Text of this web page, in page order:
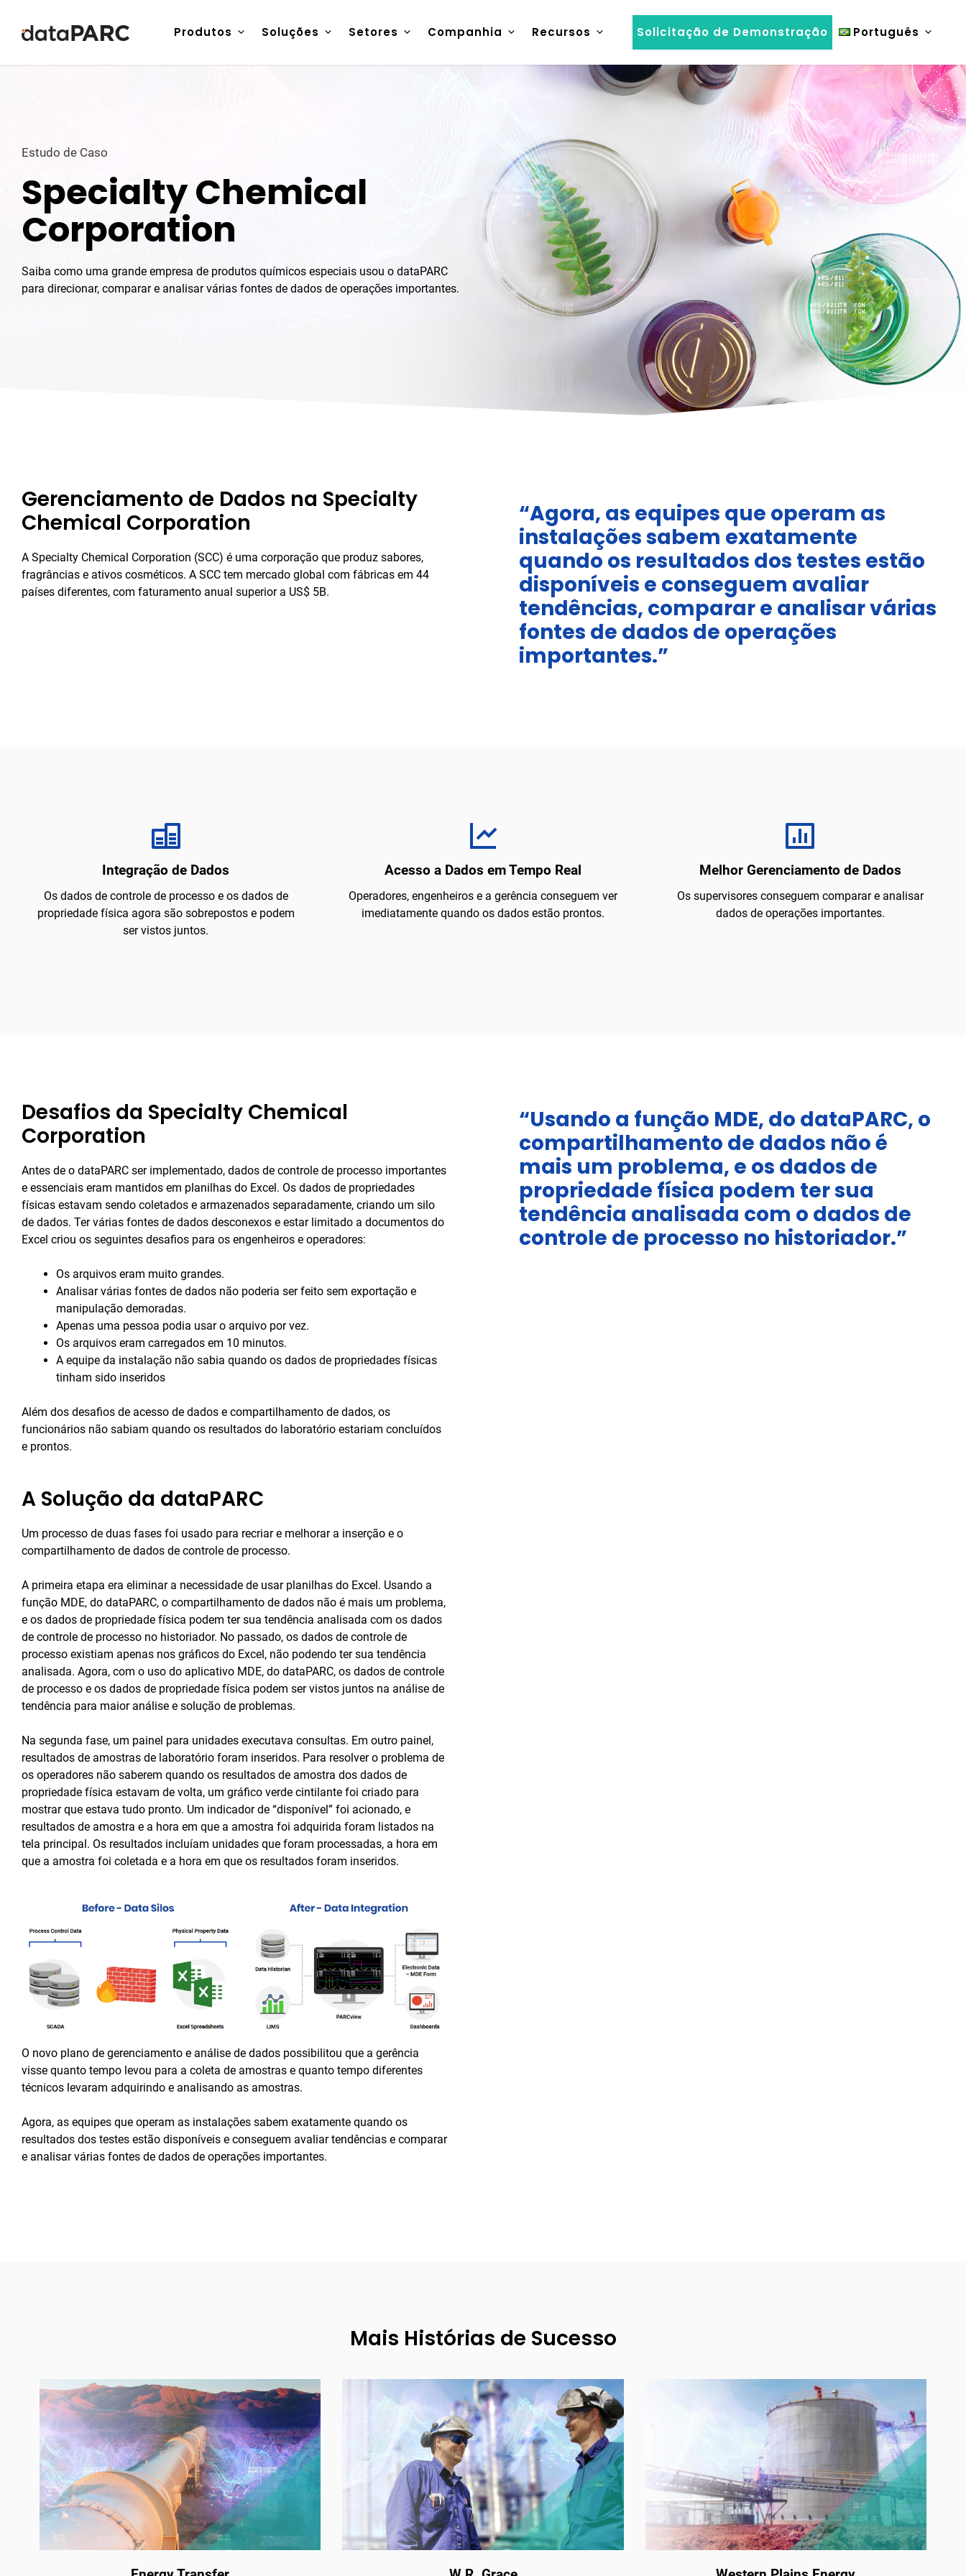
Produtos Soluções Setores Companhia Recursos Solicitação de Demonstração Português
Estudo de Caso
Specialty Chemical
Corporation
Saiba como uma grande empresa de produtos químicos especiais usou o dataPARC
para direcionar, comparar e analisar várias fontes de dados de operações importantes.
Gerenciamento de Dados na Specialty
Chemical Corporation
A Specialty Chemical Corporation (SCC) é uma corporação que produz sabores,
fragrâncias e ativos cosméticos. A SCC tem mercado global com fábricas em 44
países diferentes, com faturamento anual superior a US$ 5B.
“Agora, as equipes que operam as
instalações sabem exatamente
quando os resultados dos testes estão
disponíveis e conseguem avaliar
tendências, comparar e analisar várias
fontes de dados de operações
importantes.”
Integração de Dados
Os dados de controle de processo e os dados de
propriedade física agora são sobrepostos e podem
ser vistos juntos.
Acesso a Dados em Tempo Real
Operadores, engenheiros e a gerência conseguem ver
imediatamente quando os dados estão prontos.
Melhor Gerenciamento de Dados
Os supervisores conseguem comparar e analisar
dados de operações importantes.
Desafios da Specialty Chemical
Corporation
Antes de o dataPARC ser implementado, dados de controle de processo importantes
e essenciais eram mantidos em planilhas do Excel. Os dados de propriedades
físicas estavam sendo coletados e armazenados separadamente, criando um silo
de dados. Ter várias fontes de dados desconexos e estar limitado a documentos do
Excel criou os seguintes desafios para os engenheiros e operadores:
Os arquivos eram muito grandes.
Analisar várias fontes de dados não poderia ser feito sem exportação e
manipulação demoradas.
Apenas uma pessoa podia usar o arquivo por vez.
Os arquivos eram carregados em 10 minutos.
A equipe da instalação não sabia quando os dados de propriedades físicas
tinham sido inseridos
Além dos desafios de acesso de dados e compartilhamento de dados, os
funcionários não sabiam quando os resultados do laboratório estariam concluídos
e prontos.
A Solução da dataPARC
Um processo de duas fases foi usado para recriar e melhorar a inserção e o
compartilhamento de dados de controle de processo.
A primeira etapa era eliminar a necessidade de usar planilhas do Excel. Usando a
função MDE, do dataPARC, o compartilhamento de dados não é mais um problema,
e os dados de propriedade física podem ter sua tendência analisada com os dados
de controle de processo no historiador. No passado, os dados de controle de
processo existiam apenas nos gráficos do Excel, não podendo ter sua tendência
analisada. Agora, com o uso do aplicativo MDE, do dataPARC, os dados de controle
de processo e os dados de propriedade física podem ser vistos juntos na análise de
tendência para maior análise e solução de problemas.
Na segunda fase, um painel para unidades executava consultas. Em outro painel,
resultados de amostras de laboratório foram inseridos. Para resolver o problema de
os operadores não saberem quando os resultados de amostra dos dados de
propriedade física estavam de volta, um gráfico verde cintilante foi criado para
mostrar que estava tudo pronto. Um indicador de “disponível” foi acionado, e
resultados de amostra e a hora em que a amostra foi adquirida foram listados na
tela principal. Os resultados incluíam unidades que foram processadas, a hora em
que a amostra foi coletada e a hora em que os resultados foram inseridos.
O novo plano de gerenciamento e análise de dados possibilitou que a gerência
visse quanto tempo levou para a coleta de amostras e quanto tempo diferentes
técnicos levaram adquirindo e analisando as amostras.
Agora, as equipes que operam as instalações sabem exatamente quando os
resultados dos testes estão disponíveis e conseguem avaliar tendências e comparar
e analisar várias fontes de dados de operações importantes.
“Usando a função MDE, do dataPARC, o
compartilhamento de dados não é
mais um problema, e os dados de
propriedade física podem ter sua
tendência analisada com o dados de
controle de processo no historiador.”
Mais Histórias de Sucesso